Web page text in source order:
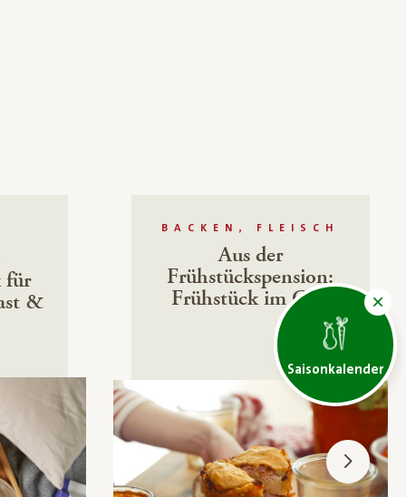
Saisonkalender
für
&
BACKEN, FLEISCH
Aus der
Frühstückspension:
Frühstück im Glas